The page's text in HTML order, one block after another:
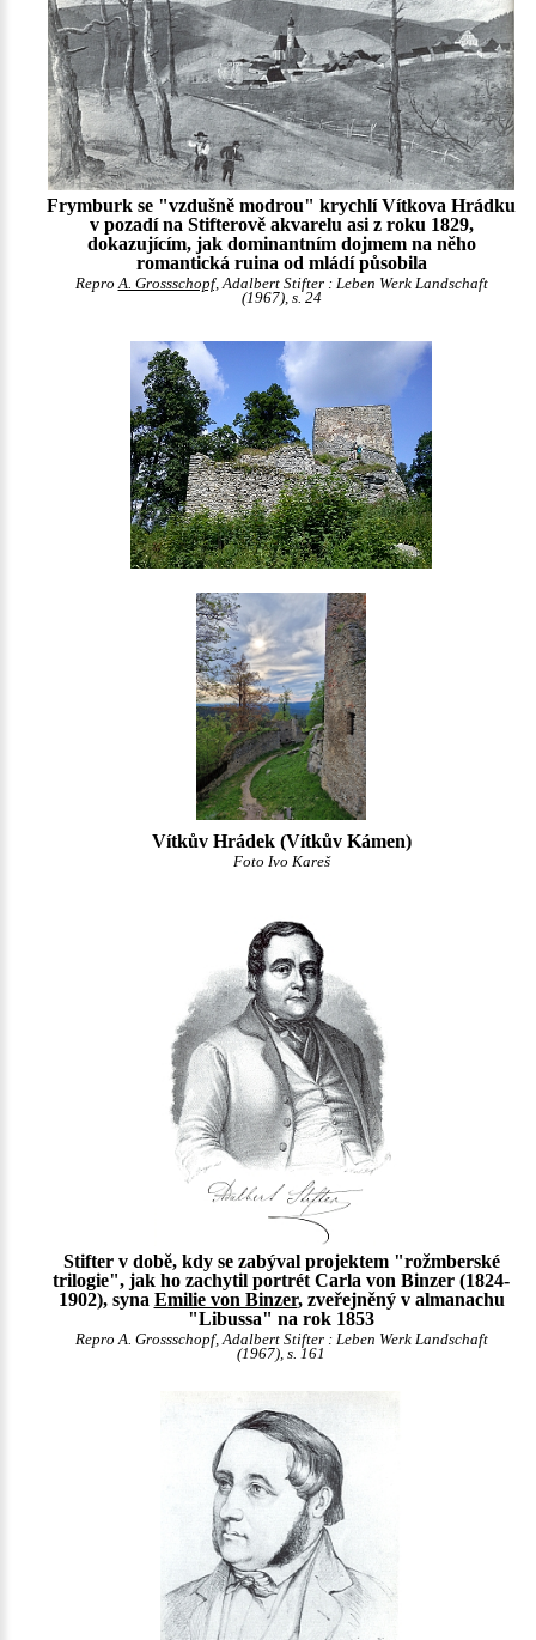
Frymburk se "vzdušně modrou" krychlí Vítkova Hrádku
v pozadí na Stifterově akvarelu asi z roku 1829,
dokazujícím, jak dominantním dojmem na něho
romantická ruina od mládí působila
Repro A. Grossschopf, Adalbert Stifter : Leben Werk Landschaft
(1967), s. 24
Vítkův Hrádek (Vítkův Kámen)
Foto Ivo Kareš
Stifter v době, kdy se zabýval projektem "rožmberské
trilogie", jak ho zachytil portrét Carla von Binzer (1824-
1902), syna Emilie von Binzer, zveřejněný v almanachu
"Libussa" na rok 1853
Repro A. Grossschopf, Adalbert Stifter : Leben Werk Landschaft
(1967), s. 161